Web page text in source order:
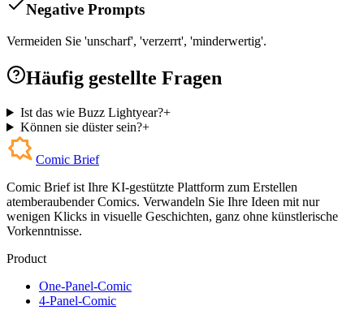
Negative Prompts
Vermeiden Sie 'unscharf', 'verzerrt', 'minderwertig'.
Häufig gestellte Fragen
Ist das wie Buzz Lightyear?+
Können sie düster sein?+
Comic Brief
Comic Brief ist Ihre KI-gestützte Plattform zum Erstellen
atemberaubender Comics. Verwandeln Sie Ihre Ideen mit nur
wenigen Klicks in visuelle Geschichten, ganz ohne künstlerische
Vorkenntnisse.
Product
One-Panel-Comic
4-Panel-Comic